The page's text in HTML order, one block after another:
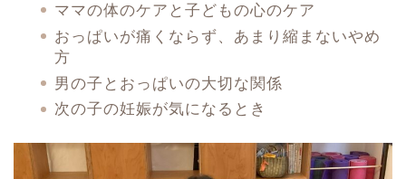
ママの体のケアと子どもの心のケア
おっぱいが痛くならず、あまり縮まないやめ
方
男の子とおっぱいの大切な関係
次の子の妊娠が気になるとき